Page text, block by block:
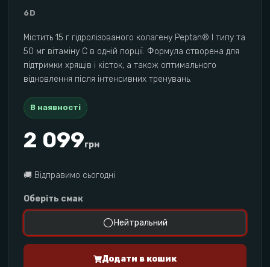
6D
Містить 15 г гідролізованого колагену Peptan® I типу та
50 мг вітаміну C в одній порції. Формула створена для
підтримки хрящів і кісток, а також оптимального
відновлення після інтенсивних тренувань.
В наявності
2 099грн
🚚 Відправимо сьогодні
Оберіть смак
⚪ Нейтральний
Додати в кошик